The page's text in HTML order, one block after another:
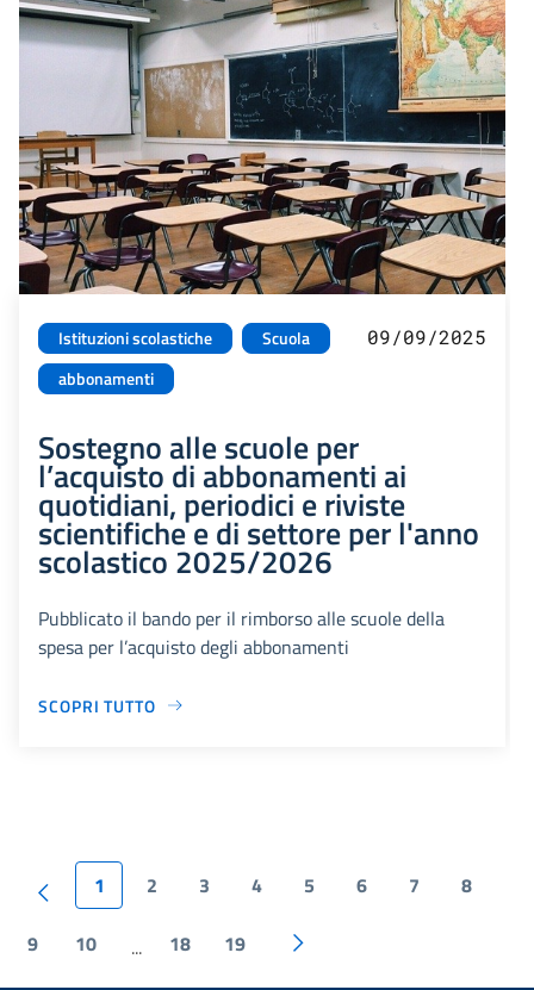
Istituzioni scolastiche
Scuola
abbonamenti
09/09/2025
Sostegno alle scuole per
l’acquisto di abbonamenti ai
quotidiani, periodici e riviste
scientifiche e di settore per l'anno
scolastico 2025/2026
Pubblicato il bando per il rimborso alle scuole della
spesa per l’acquisto degli abbonamenti
SCOPRI TUTTO
1 2 3 4 5 6 7 8
9 10 ... 18 19